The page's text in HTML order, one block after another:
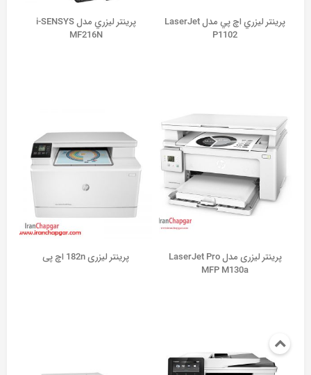
پرينتر ليزري اچ پي مدل LaserJet
P1102
پرينتر ليزري مدل i-SENSYS
MF216N
پرینتر لیزری مدل LaserJet Pro
MFP M130a
پرینتر لیزری 182n اچ پی